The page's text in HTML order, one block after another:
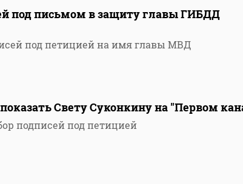
под письмом в защиту главы ГИБДД
под петицией на имя главы МВД
Свету Суконкину на "Первом
подписей под петицией